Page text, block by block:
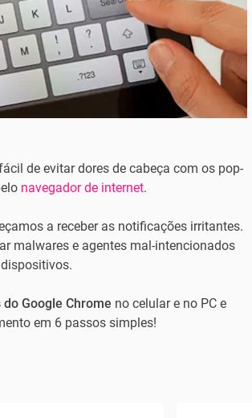
de evitar dores de cabeça com os pop-
navegador de internet.
a receber as notificações irritantes.
malwares e agentes mal-intencionados
Google Chrome no celular e no PC e
em 6 passos simples!